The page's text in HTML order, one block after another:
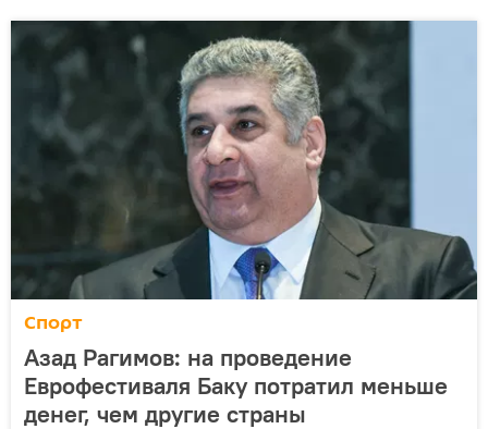
Спорт
Азад Рагимов: на проведение
Еврофестиваля Баку потратил меньше
денег, чем другие страны